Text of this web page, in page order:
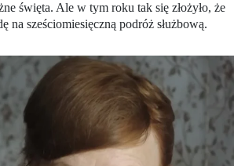
święta. Ale w tym roku tak się złożyło, że
na sześciomiesięczną podróż służbową.